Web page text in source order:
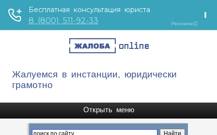
Жалуемся в инстанции, юридически
грамотно